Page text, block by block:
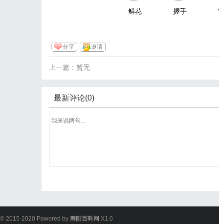
鲜花 握手
分享 邀请
上一篇：暂无
最新评论(0)
© 2015-2020 Powered by 寿阳百科网 X1.0